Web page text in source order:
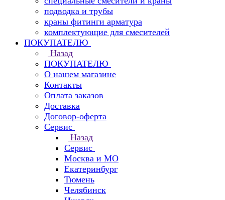
подводка и трубы
краны фитинги арматура
комплектующие для смесителей
ПОКУПАТЕЛЮ
Назад
ПОКУПАТЕЛЮ
О нашем магазине
Контакты
Оплата заказов
Доставка
Договор-оферта
Сервис
Назад
Сервис
Москва и МО
Екатеринбург
Тюмень
Челябинск